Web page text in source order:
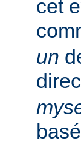
cet
un